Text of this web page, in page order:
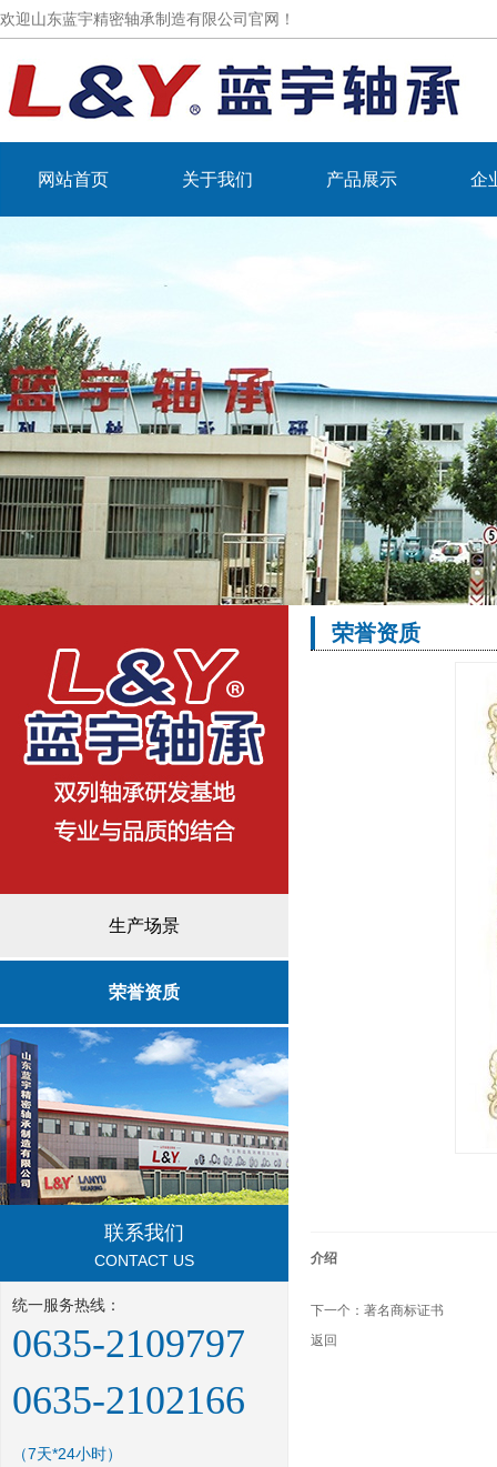
欢迎山东蓝宇精密轴承制造有限公司官网！
网站首页 关于我们 产品展示 企
生产场景
荣誉资质
联系我们
CONTACT US
统一服务热线：
0635-2109797
0635-2102166
（7天*24小时）
荣誉资质
介绍
下一个： 著名商标证书
返回